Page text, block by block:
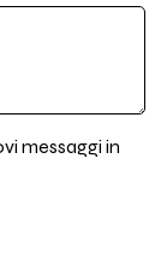
messaggi in